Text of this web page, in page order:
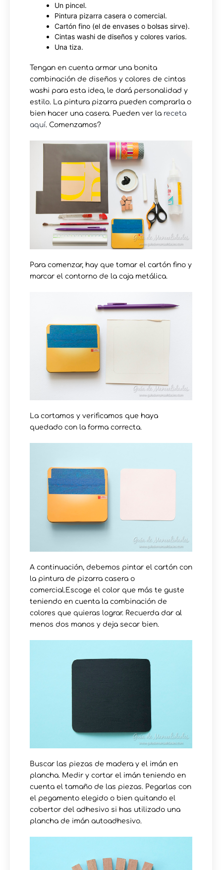
Un pincel.
Pintura pizarra casera o comercial.
Cartón fino (el de envases o bolsas sirve).
Cintas washi de diseños y colores varios.
Una tiza.
Tengan en cuenta armar una bonita
combinación de diseños y colores de cintas
washi para esta idea, le dará personalidad y
estilo. La pintura pizarra pueden comprarla o
bien hacer una casera. Pueden ver la receta
aquí. Comenzamos?
Para comenzar, hay que tomar el cartón fino y
marcar el contorno de la caja metálica.
La cortamos y verificamos que haya
quedado con la forma correcta.
A continuación, debemos pintar el cartón con
la pintura de pizarra casera o
comercial.Escoge el color que más te guste
teniendo en cuenta la combinación de
colores que quieras lograr. Recuerda dar al
menos dos manos y deja secar bien.
Buscar las piezas de madera y el imán en
plancha. Medir y cortar el imán teniendo en
cuenta el tamaño de las piezas. Pegarlas con
el pegamento elegido o bien quitando el
cobertor del adhesivo si has utilizado una
plancha de imán autoadhesivo.